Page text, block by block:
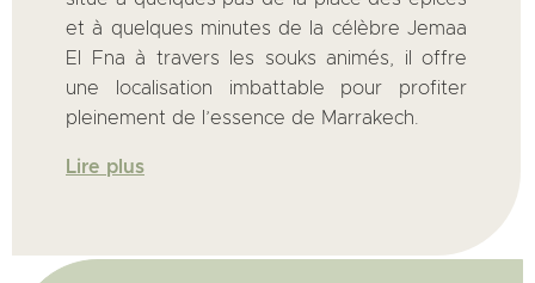
et à quelques minutes de la célèbre Jemaa
El Fna à travers les souks animés, il offre
une localisation imbattable pour profiter
pleinement de l’essence de Marrakech.
Lire plus